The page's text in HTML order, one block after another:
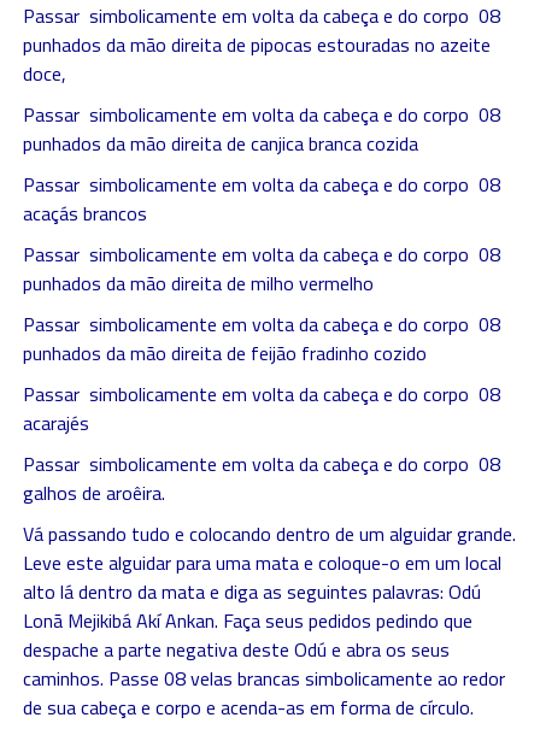
Passar simbolicamente em volta da cabeça e do corpo 08
punhados da mão direita de pipocas estouradas no azeite
doce,
Passar simbolicamente em volta da cabeça e do corpo 08
punhados da mão direita de canjica branca cozida
Passar simbolicamente em volta da cabeça e do corpo 08
acaçás brancos
Passar simbolicamente em volta da cabeça e do corpo 08
punhados da mão direita de milho vermelho
Passar simbolicamente em volta da cabeça e do corpo 08
punhados da mão direita de feijão fradinho cozido
Passar simbolicamente em volta da cabeça e do corpo 08
acarajés
Passar simbolicamente em volta da cabeça e do corpo 08
galhos de aroêira.
Vá passando tudo e colocando dentro de um alguidar grande.
Leve este alguidar para uma mata e coloque-o em um local
alto lá dentro da mata e diga as seguintes palavras: Odú
Lonã Mejikibá Akí Ankan. Faça seus pedidos pedindo que
despache a parte negativa deste Odú e abra os seus
caminhos. Passe 08 velas brancas simbolicamente ao redor
de sua cabeça e corpo e acenda-as em forma de círculo.